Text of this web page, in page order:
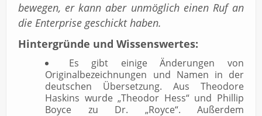
bewegen, er kann aber unmöglich einen Ruf an
die Enterprise geschickt haben.
Hintergründe und Wissenswertes:
Es gibt einige Änderungen von
Originalbezeichnungen und Namen in der
deutschen Übersetzung. Aus Theodore
Haskins wurde „Theodor Hess“ und Phillip
Boyce zu Dr. „Royce“. Außerdem